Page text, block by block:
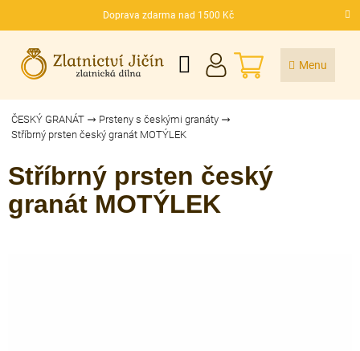
Doprava zdarma nad 1500 Kč
CZK
NÁKUPNÍ
KOŠÍK
ČESKÝ GRANÁT
Prsteny s českými granáty
Stříbrný prsten český granát MOTÝLEK
Stříbrný prsten český
granát MOTÝLEK